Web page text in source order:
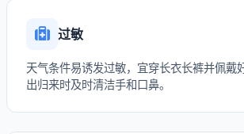
过敏
天气条件易诱发过敏，宜穿长衣长裤并佩戴
出归来时及时清洁手和口鼻。